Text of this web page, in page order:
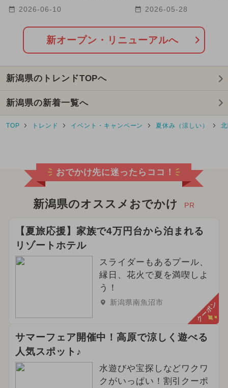
2025年5月のイベント
2025年7月のイベント キャラクター
2024年6月のイベント
2024年7月のイベント
2026年1月のイベント
2024年4月のイベント
2024年8月のイベント
2025年2月のイベント 花火
2026年5月のイベント
2024年11月のイベント
2024年5月のイベント
2026年9月のイベント
2025年6月のイベント
夏休み（涼しい）
駅〜青森駅間で2027年に運行
2026-06-10
て全国8店舗が続々オ
2026-05-28
新オープン・リニューアルへ
新潟県のトレンドTOPへ
新潟県の新着一覧へ
TOP トレンド イベント・キャンペーン 夏休み（涼しい）
おでかけ先に迷ったらココ！
新潟県のオススメおでかけ PR
【夏旅応援】家族で4万円台から泊まれる
リゾートホテル
スライダーもあるプール、
縁日、花火で夏を満喫しよ
う！
新潟県南魚沼市 クーポン
サマーフェア開催中！高原で涼しく遊べる
人気スポット♪
水遊びや宝探しなどワクワ
クがいっぱい！割引クーポ